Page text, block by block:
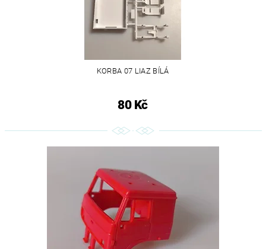
KORBA 07 LIAZ BÍLÁ
80 Kč